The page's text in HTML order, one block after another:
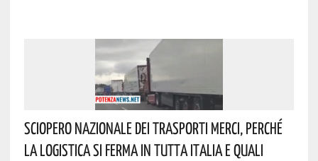
Sciopero Nazionale Dei Trasporti Merci, Perché
La Logistica Si Ferma In Tutta Italia E Quali